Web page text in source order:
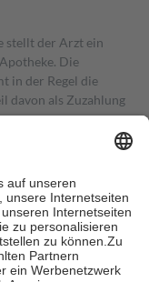
stellt der Arzt ein
Die
in der Regel die
davon als Zuzahlung
in Höhe von zehn
als die tatsächlichen
Apotheken.
beträgt die
Euro je